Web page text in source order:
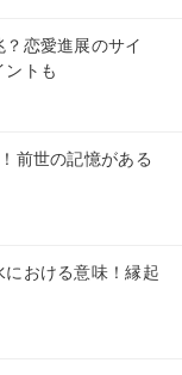
恋愛進展のサイ
ントも
前世の記憶がある
おける意味！縁起